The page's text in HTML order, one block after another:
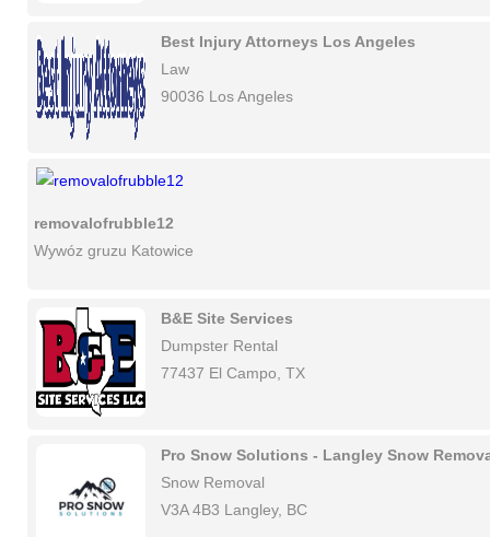
Best Injury Attorneys Los Angeles
Law
90036 Los Angeles
removalofrubble12
Wywóz gruzu Katowice
B&E Site Services
Dumpster Rental
77437 El Campo, TX
Pro Snow Solutions - Langley Snow
Snow Removal
V3A 4B3 Langley, BC